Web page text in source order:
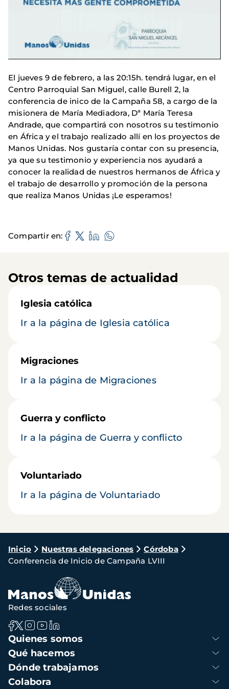
El jueves 9 de febrero, a las 20:15h. tendrá lugar, en el
Centro Parroquial San Miguel, calle Burell 2, la
conferencia de inico de la Campaña 58, a cargo de la
misionera de María Mediadora, Dª María Teresa
Andrade, que compartirá con nosotros su testimonio
en África y el trabajo realizado allí en los proyectos de
Manos Unidas. Nos gustaría contar con su presencia,
ya que su testimonio y experiencia nos ayudará a
conocer la realidad de nuestros hermanos de África y
el trabajo de desarrollo y promoción de la persona
que realiza Manos Unidas ¡Le esperamos!
Compartir en
Otros temas de actualidad
Iglesia católica
Ir a la página de Iglesia católica
Migraciones
Ir a la página de Migraciones
Guerra y conflicto
Ir a la página de Guerra y conflicto
Voluntariado
Ir a la página de Voluntariado
Ruta
de
navegación
Inicio Nuestras delegaciones
Córdoba
Conferencia de Inicio de Campaña LVIII
Navegación
principal
Quienes somos
Qué hacemos
Dónde trabajamos
Colabora
Redes sociales